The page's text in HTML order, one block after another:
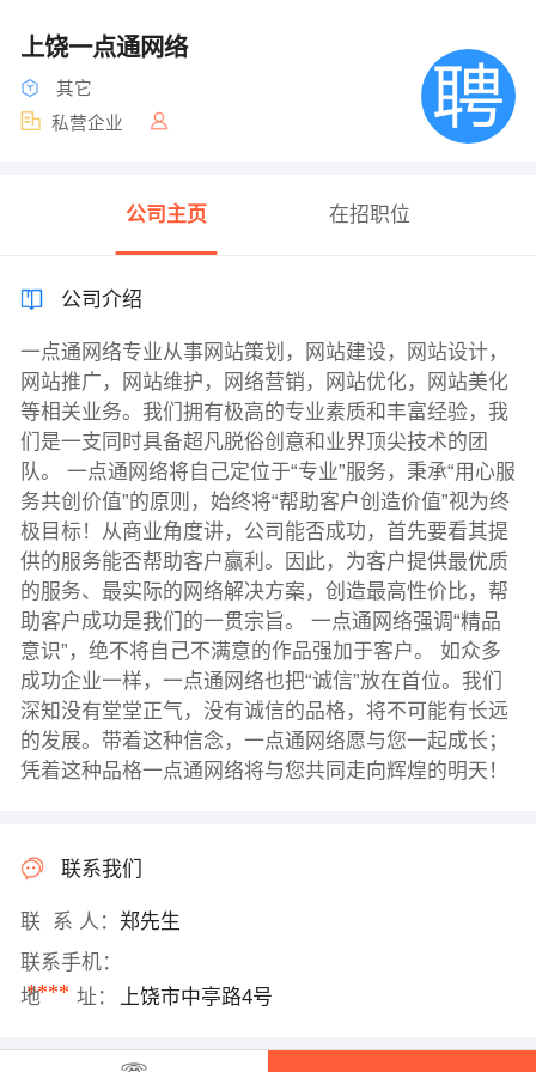
上饶一点通网络
其它
私营企业
公司主页 在招职位
公司介绍
一点通网络专业从事网站策划，网站建设，网站设计，
网站推广，网站维护，网络营销，网站优化，网站美化
等相关业务。我们拥有极高的专业素质和丰富经验，我
们是一支同时具备超凡脱俗创意和业界顶尖技术的团
队。 一点通网络将自己定位于“专业”服务，秉承“用心服
务共创价值”的原则，始终将“帮助客户创造价值”视为终
极目标！从商业角度讲，公司能否成功，首先要看其提
供的服务能否帮助客户赢利。因此，为客户提供最优质
的服务、最实际的网络解决方案，创造最高性价比，帮
助客户成功是我们的一贯宗旨。 一点通网络强调“精品
意识”，绝不将自己不满意的作品强加于客户。 如众多
成功企业一样，一点通网络也把“诚信”放在首位。我们
深知没有堂堂正气，没有诚信的品格，将不可能有长远
的发展。带着这种信念，一点通网络愿与您一起成长；
凭着这种品格一点通网络将与您共同走向辉煌的明天！
联系我们
联 系 人： 郑先生
联系手机：
****
地 址： 上饶市中亭路4号